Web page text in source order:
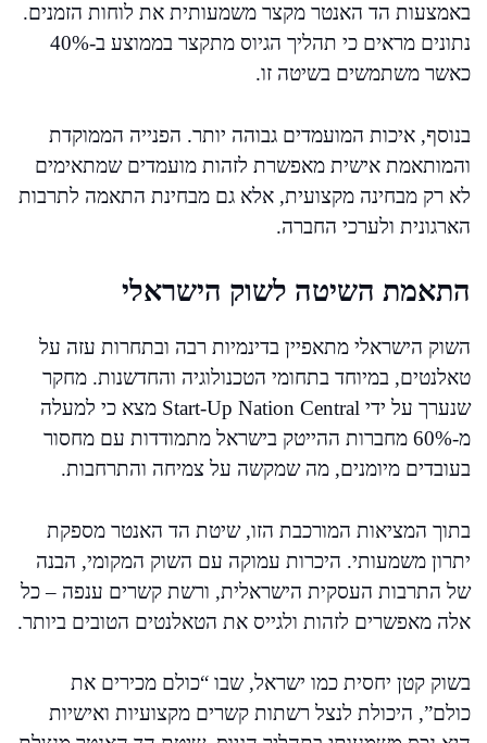
באמצעות הד האנטר מקצר משמעותית את לוחות הזמנים.
נתונים מראים כי תהליך הגיוס מתקצר בממוצע ב-40%
כאשר משתמשים בשיטה זו.
בנוסף, איכות המועמדים גבוהה יותר. הפנייה הממוקדת
והמותאמת אישית מאפשרת לזהות מועמדים שמתאימים
לא רק מבחינה מקצועית, אלא גם מבחינת התאמה לתרבות
הארגונית ולערכי החברה.
התאמת השיטה לשוק הישראלי
השוק הישראלי מתאפיין בדינמיות רבה ובתחרות עזה על
טאלנטים, במיוחד בתחומי הטכנולוגיה והחדשנות. מחקר
שנערך על ידי Start-Up Nation Central מצא כי למעלה
מ-60% מחברות ההייטק בישראל מתמודדות עם מחסור
בעובדים מיומנים, מה שמקשה על צמיחה והתרחבות.
בתוך המציאות המורכבת הזו, שיטת הד האנטר מספקת
יתרון משמעותי. היכרות עמוקה עם השוק המקומי, הבנה
של התרבות העסקית הישראלית, ורשת קשרים ענפה – כל
אלה מאפשרים לזהות ולגייס את הטאלנטים הטובים ביותר.
בשוק קטן יחסית כמו ישראל, שבו “כולם מכירים את
כולם”, היכולת לנצל רשתות קשרים מקצועיות ואישיות